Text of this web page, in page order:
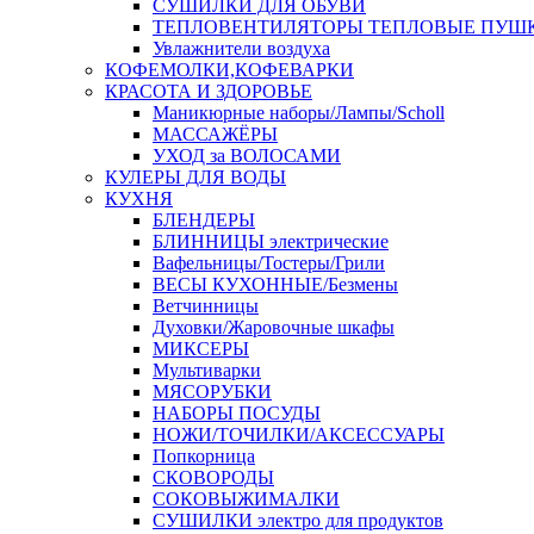
СУШИЛКИ ДЛЯ ОБУВИ
ТЕПЛОВЕНТИЛЯТОРЫ ТЕПЛОВЫЕ
Увлажнители воздуха
КОФЕМОЛКИ,КОФЕВАРКИ
КРАСОТА И ЗДОРОВЬЕ
Маникюрные наборы/Лампы/Scholl
МАССАЖЁРЫ
УХОД за ВОЛОСАМИ
КУЛЕРЫ ДЛЯ ВОДЫ
КУХНЯ
БЛЕНДЕРЫ
БЛИННИЦЫ электрические
Вафельницы/Тостеры/Грили
ВЕСЫ КУХОННЫЕ/Безмены
Ветчинницы
Духовки/Жаровочные шкафы
МИКСЕРЫ
Мультиварки
МЯСОРУБКИ
НАБОРЫ ПОСУДЫ
НОЖИ/ТОЧИЛКИ/АКСЕССУАРЫ
Попкорница
СКОВОРОДЫ
СОКОВЫЖИМАЛКИ
СУШИЛКИ электро для продуктов